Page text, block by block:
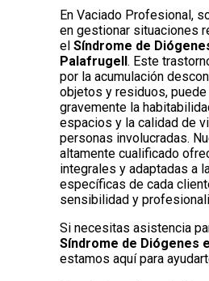
En Vaciado Profesional,
en gestionar situaciones
el Síndrome de
Palafrugell . Este
por la acumulación
objetos y residuos,
gravemente la
espacios y la calidad de
personas involucradas.
altamente cualificado
integrales y adaptadas a
específicas de cada
sensibilidad y
Si necesitas asistencia
Síndrome de Diógenes
estamos aquí para